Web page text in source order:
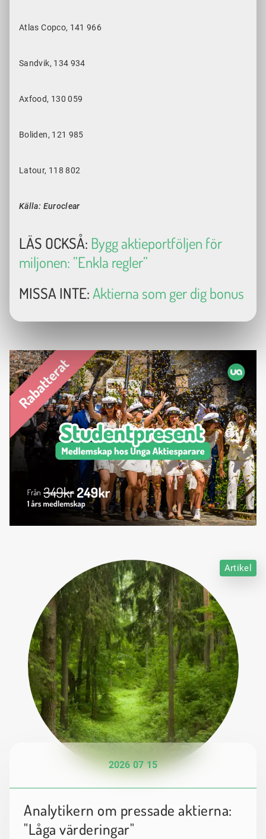
Atlas Copco, 141 966
Sandvik, 134 934
Axfood, 130 059
Boliden, 121 985
Latour, 118 802
Källa: Euroclear
LÄS OCKSÅ: Bygg aktieportföljen för
miljonen: ”Enkla regler”
MISSA INTE:Aktierna som ger dig bonus
Artikel
2026 07 15
Analytikern om pressade aktierna:
"Låga värderingar"